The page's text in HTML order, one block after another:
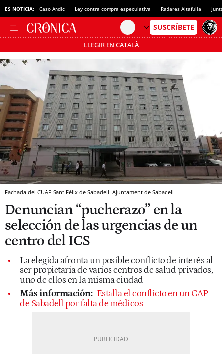
ES NOTICIA: Caso Andic Ley contra compra especulativa Radares Altafulla
LLEGIR EN CATALÀ
Pásate al MODO AHORRO
Fachada del CUAP Sant Fèlix de Sabadell Ajuntament de Sabadell
Denuncian “pucherazo” en la
selección de las urgencias de un
centro del ICS
La elegida afronta un posible conflicto de interés al
ser propietaria de varios centros de salud privados,
uno de ellos en la misma ciudad
Más información: Estalla el conflicto en un CAP
de Sabadell por falta de médicos